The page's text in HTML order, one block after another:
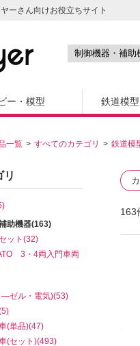
ーさん向けお役立ちサイト
ー・模型 鉄道模
一覧 すべてのカテゴリ 鉄道模
163
リ
助機器(163)
ット(32)
3・4両入門車両
―ゼル・電気)(53)
(単品)(47)
(セット)(493)